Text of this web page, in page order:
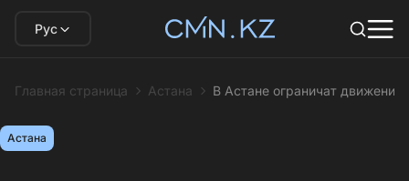
Рус
Главная страница Астана В Астане ограничат
Астана